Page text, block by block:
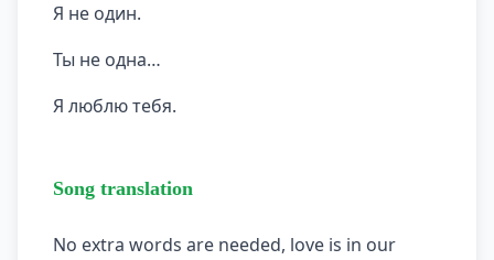
Я не один.
Ты не одна…
Я люблю тебя.
Song translation
No extra words are needed, love is in our